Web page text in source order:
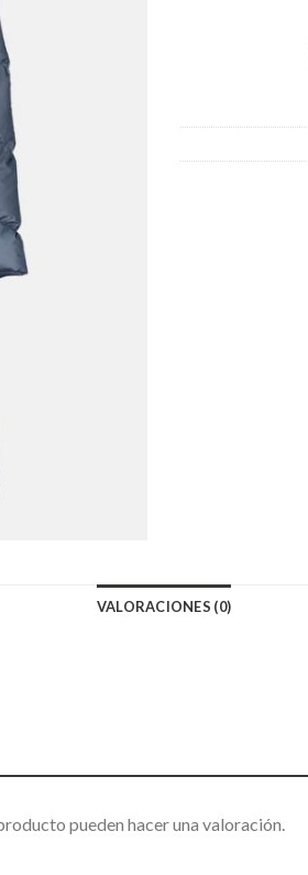
VALORACIONES (0)
pueden hacer una valoración.